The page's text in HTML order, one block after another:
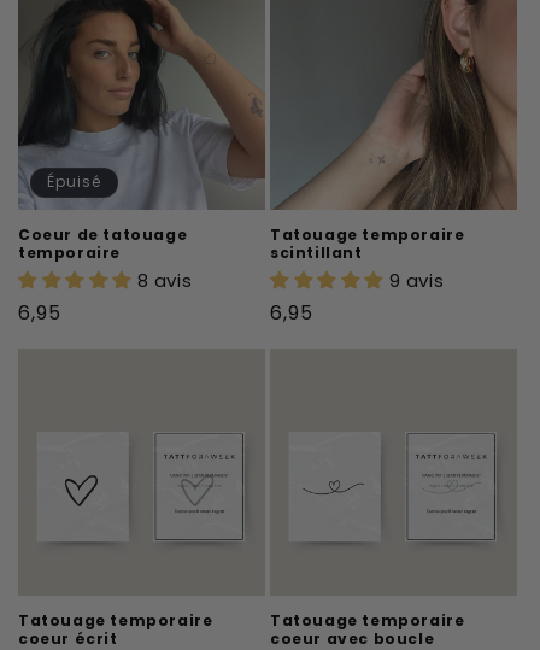
Épuisé
Coeur de tatouage
temporaire
8 avis
Prix
6,95
Tatouage temporaire
scintillant
9 avis
Prix
6,95
Tatouage temporaire
coeur écrit
Tatouage temporaire
coeur avec boucle